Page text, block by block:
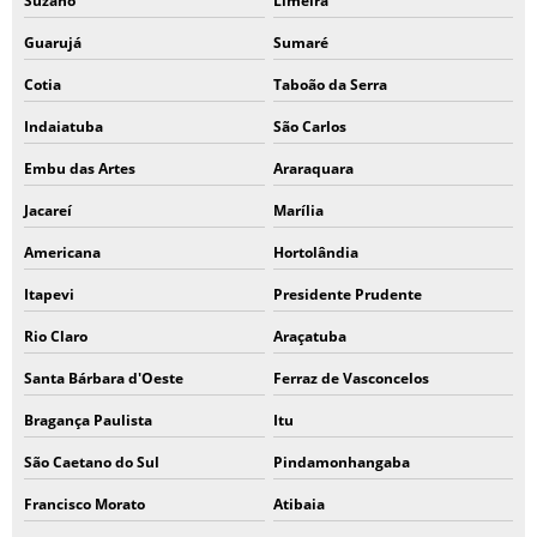
LUVA EMBORRACHADA EPI
EMPRESAS FABRICANTES DE LUVAS DE SEGURANÇA
LUVA EMBORRACHADA AZUL
Guarujá Sumaré
Cotia Taboão da Serra
Indaiatuba São Carlos
Embu das Artes Araraquara
Jacareí Marília
Americana Hortolândia
Itapevi Presidente Prudente
Rio Claro Araçatuba
Santa Bárbara d'Oeste Ferraz de Vasconcelos
Bragança Paulista Itu
São Caetano do Sul Pindamonhangaba
Francisco Morato Atibaia